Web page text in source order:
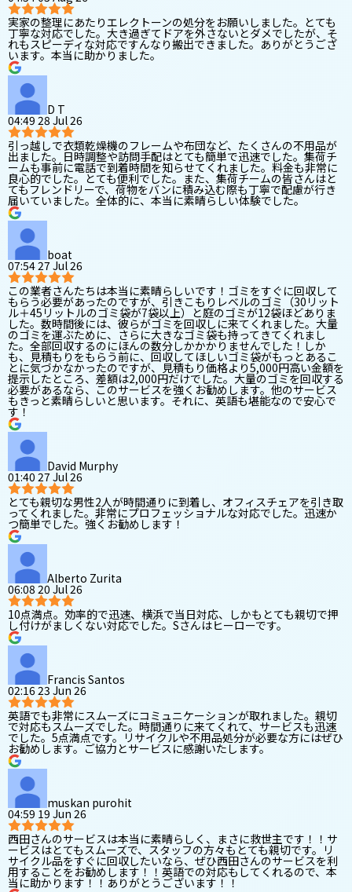
実家の整理にあたりエレクトーンの処分をお願いしました。とても
丁寧な対応でした。大き過ぎてドアを外さないとダメでしたが、そ
れもスピーディな対応ですんなり搬出できました。ありがとうござ
います。本当に助かりました。
D T
04:49 28 Jul 26
引っ越しで衣類乾燥機のフレームや布団など、たくさんの不用品が
出ました。日時調整や訪問手配はとても簡単で迅速でした。集荷チ
ームも事前に電話で到着時間を知らせてくれました。料金も非常に
良心的でした。とても便利でした。また、集荷チームの皆さんはと
てもフレンドリーで、荷物をバンに積み込む際も丁寧で配慮が行き
届いていました。全体的に、本当に素晴らしい体験でした。
boat
07:54 27 Jul 26
この業者さんたちは本当に素晴らしいです！ゴミをすぐに回収して
もらう必要があったのですが、引きこもりレベルのゴミ（30リット
ル＋45リットルのゴミ袋が7袋以上）と庭のゴミが12袋ほどありま
した。数時間後には、彼らがゴミを回収しに来てくれました。大量
のゴミを運ぶために、さらに大きなゴミ袋も持ってきてくれまし
た。全部回収するのにほんの数分しかかかりませんでした！しか
も、見積もりをもらう前に、回収してほしいゴミ袋がもっとあるこ
とに気づかなかったのですが、見積もり価格より5,000円高い金額を
提示したところ、差額は2,000円だけでした。大量のゴミを回収する
必要があるなら、このサービスを強くお勧めします。他のサービス
もきっと素晴らしいと思います。それに、英語も堪能なので安心で
す！
David Murphy
01:40 27 Jul 26
とても親切な男性2人が時間通りに到着し、オフィスチェアを引き取
ってくれました。非常にプロフェッショナルな対応でした。迅速か
つ簡単でした。強くお勧めします！
Alberto Zurita
06:08 20 Jul 26
10点満点。効率的で迅速、横浜で当日対応、しかもとても親切で押
し付けがましくない対応でした。Sさんはヒーローです。
Francis Santos
02:16 23 Jun 26
英語でも非常にスムーズにコミュニケーションが取れました。親切
で対応もスムーズでした。時間通りに来てくれて、サービスも迅速
でした。5点満点です。リサイクルや不用品処分が必要な方にはぜひ
お勧めします。ご協力とサービスに感謝いたします。
muskan purohit
04:59 19 Jun 26
西田さんのサービスは本当に素晴らしく、まさに救世主です！！サ
ービスはとてもスムーズで、スタッフの方々もとても親切です。リ
サイクル品をすぐに回収したいなら、ぜひ西田さんのサービスを利
用することをお勧めします！！英語での対応もしてくれるので、本
当に助かります！！ありがとうございます！！